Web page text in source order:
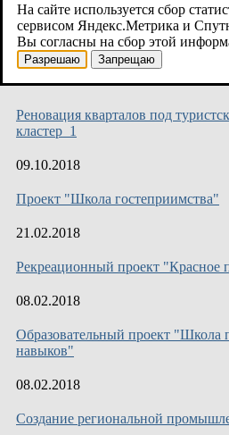
Реновация кварталов под
кластер_3
10.10.2018
Реновация кварталов под
кластер_1
09.10.2018
Проект "Школа гостеприимства"
21.02.2018
Рекреационный проект "Красное
08.02.2018
Образовательный проект "Школа
навыков"
08.02.2018
Создание региональной
На сайте используется сбор
сервисом Яндекс.Метрика и
Вы согласны на сбор этой
Разрешаю Запрещаю